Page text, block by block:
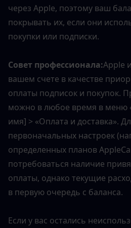
через Apple, поэтому ваш
покрывать их, если они
покупки или подписки.
Совет профессионала:Apple
вашем счете в качестве
оплаты подписок и покупок.
можно в любое время в меню
имя] > «Оплата и доставка».
первоначальных настроек
определенных планов
потребоваться наличие
оплаты, однако текущие
в первую очередь с баланса.
Если у вас остались